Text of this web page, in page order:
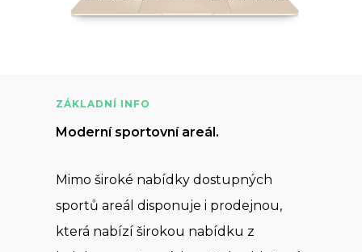
ZÁKLADNÍ INFO
Moderní sportovní areál.
Mimo široké nabídky dostupných
sportů areál disponuje i prodejnou,
která nabízí širokou nabídku z